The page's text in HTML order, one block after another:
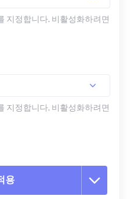
지정합니다. 비활성화하려면
지정합니다. 비활성화하려면
용